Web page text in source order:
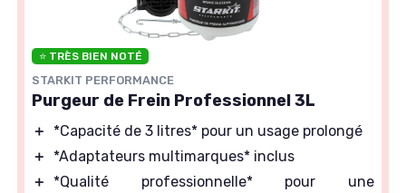
⭐ TRÈS BIEN NOTÉ
STARKIT PERFORMANCE
Purgeur de Frein Professionnel 3L
＋
*Capacité de 3 litres* pour un usage prolongé
＋
*Adaptateurs multimarques* inclus
＋
*Qualité professionnelle* pour une